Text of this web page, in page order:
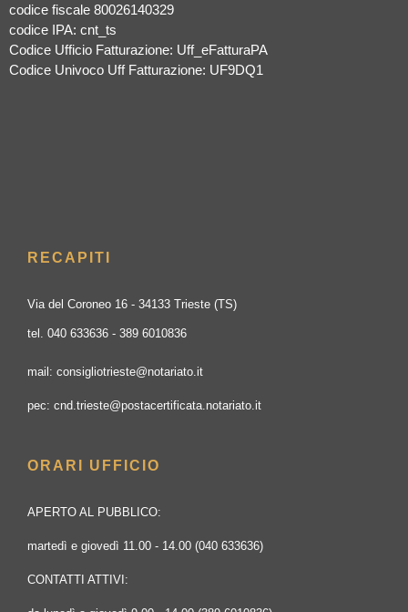
codice fiscale 80026140329
codice IPA: cnt_ts
Codice Ufficio Fatturazione: Uff_eFatturaPA
Codice Univoco Uff Fatturazione: UF9DQ1
RECAPITI
Via del Coroneo 16 - 34133 Trieste (TS)
tel. 040 633636 - 389 6010836
mail: consigliotrieste@notariato.it
pec: cnd.trieste@postacertificata.notariato.it
ORARI UFFICIO
APERTO AL PUBBLICO:
martedì e giovedì 11.00 - 14.00 (040 633636)
CONTATTI ATTIVI: